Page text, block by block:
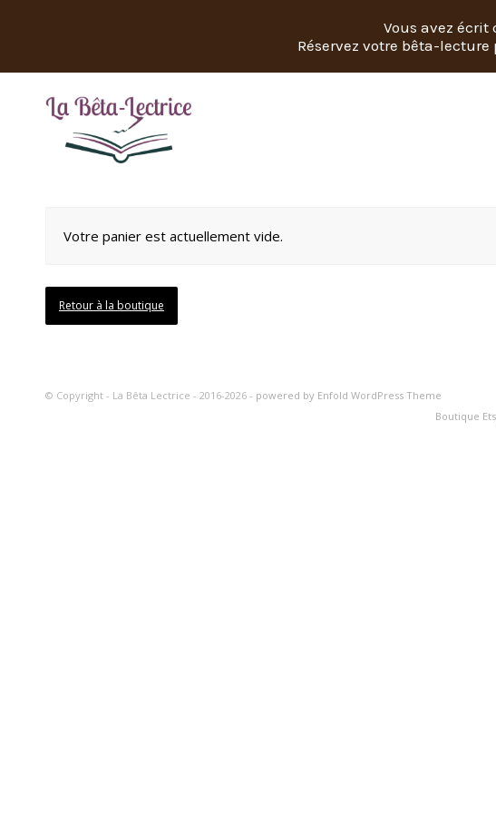
Votre panier est actuellement vide.
Retour à la boutique
© Copyright - La Bêta Lectrice - 2016-2026 - powered by Enfold WordPress Theme
Boutique
Vous avez écrit
Réservez votre bêta-lecture